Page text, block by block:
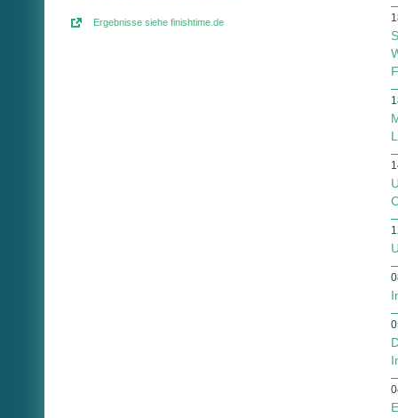
Ergebnisse siehe finishtime.de